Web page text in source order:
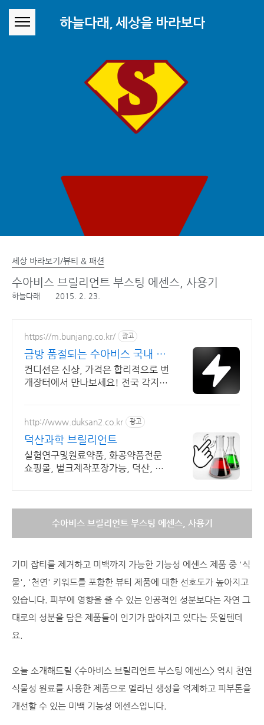
하늘다래, 세상을 바라보다
세상 바라보기/뷰티 & 패션
수아비스 브릴리언트 부스팅 에센스, 사용기
하늘다래 2015. 2. 23.
https://m.bunjang.co.kr/ 광고
금방 품절되는 수아비스 국내 최
대 브랜드 중고거래
컨디션은 신상, 가격은 합리적으로 번
개장터에서 만나보세요! 전국 각지에
http://www.duksan2.co.kr 광고
덕산과학 브릴리언트
실험연구및원료약품, 화공약품전문
쇼핑몰, 벌크제작포장가능, 덕산, 대
수아비스 브릴리언트 부스팅 에센스, 사용기
기미 잡티를 제거하고 미백까지 가능한 기능성 에센스 제품 중 '식
물', '천연' 키워드를 포함한 뷰티 제품에 대한 선호도가 높아지고
있습니다. 피부에 영향을 줄 수 있는 인공적인 성분보다는 자연 그
대로의 성분을 담은 제품들이 인기가 많아지고 있다는 뜻일텐데
요.
오늘 소개해드릴 <수아비스 브릴리언트 부스팅 에센스> 역시 천연
식물성 원료를 사용한 제품으로 멜라닌 생성을 억제하고 피부톤을
개선할 수 있는 미백 기능성 에센스입니다.